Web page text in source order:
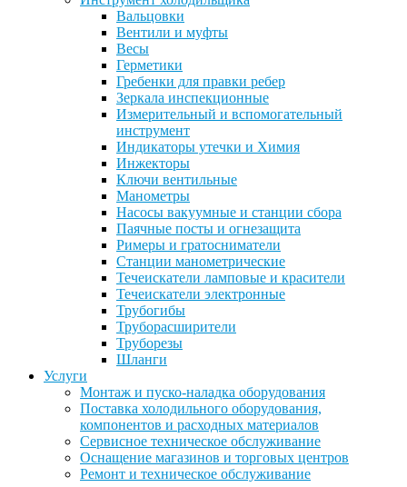
Вальцовки
Вентили и муфты
Весы
Герметики
Гребенки для правки ребер
Зеркала инспекционные
Измерительный и вспомогательный
инструмент
Индикаторы утечки и Химия
Инжекторы
Ключи вентильные
Манометры
Насосы вакуумные и станции сбора
Паячные посты и огнезащита
Римеры и гратосниматели
Станции манометрические
Течеискатели ламповые и красители
Течеискатели электронные
Трубогибы
Труборасширители
Труборезы
Шланги
Услуги
Монтаж и пуско-наладка оборудования
Поставка холодильного оборудования,
компонентов и расходных материалов
Сервисное техническое обслуживание
Оснащение магазинов и торговых центров
Ремонт и техническое обслуживание